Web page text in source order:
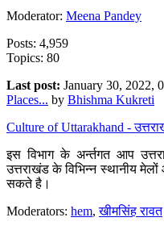
Moderator: Meena Pandey
Posts: 4,959
Topics: 80
Last post: January 30, 2022,
Places... by Bhishma Kukreti
Culture of Uttarakhand -
इस विभाग के अर्न्तगत आप
उत्तराखंड के विभिन्न स्थानीय
सकते है।
Moderators: hem,खीमसिंह रावत